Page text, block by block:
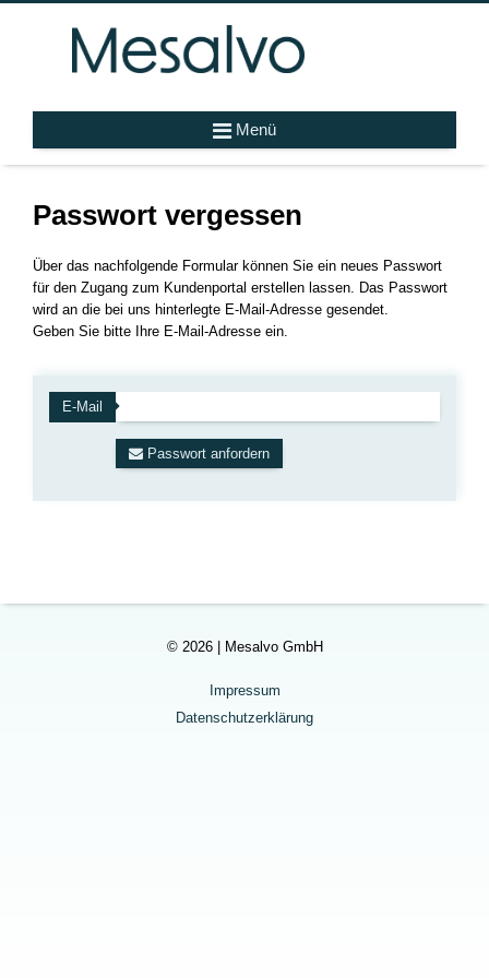
Menü
Passwort vergessen
Über das nachfolgende Formular können Sie ein neues Passwort
für den Zugang zum Kundenportal erstellen lassen. Das Passwort
wird an die bei uns hinterlegte E-Mail-Adresse gesendet.
Geben Sie bitte Ihre E-Mail-Adresse ein.
E-Mail
Passwort anfordern
© 2026 | Mesalvo GmbH
Impressum
Datenschutzerklärung